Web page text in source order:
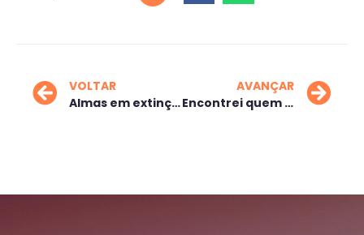
VOLTAR
Almas em extinção
AVANÇAR
Encontrei quem procurava